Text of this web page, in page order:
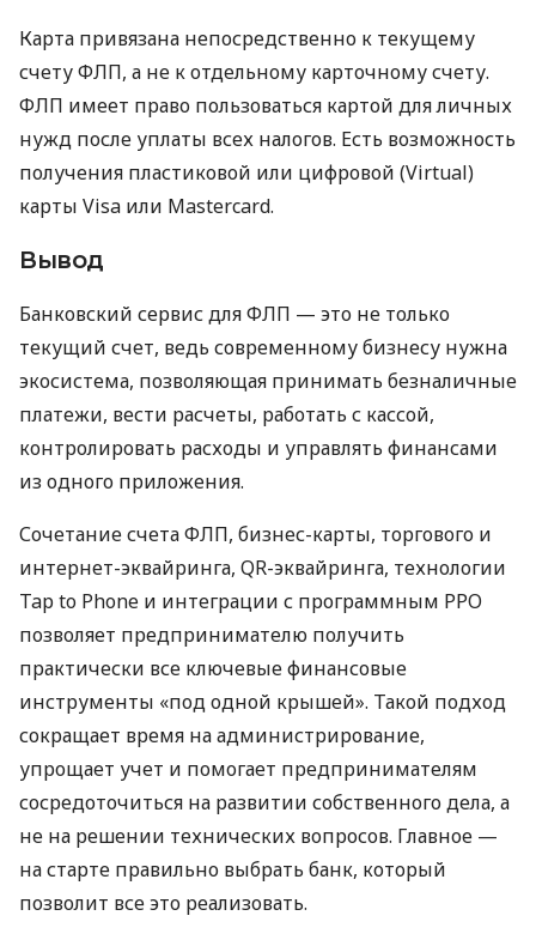
Карта привязана непосредственно к текущему
счету ФЛП, а не к отдельному карточному счету.
ФЛП имеет право пользоваться картой для личных
нужд после уплаты всех налогов. Есть возможность
получения пластиковой или цифровой (Virtual)
карты Visa или Mastercard.
Вывод
Банковский сервис для ФЛП — это не только
текущий счет, ведь современному бизнесу нужна
экосистема, позволяющая принимать безналичные
платежи, вести расчеты, работать с кассой,
контролировать расходы и управлять финансами
из одного приложения.
Сочетание счета ФЛП, бизнес-карты, торгового и
интернет-эквайринга, QR-эквайринга, технологии
Tap to Phone и интеграции с программным РРО
позволяет предпринимателю получить
практически все ключевые финансовые
инструменты «под одной крышей». Такой подход
сокращает время на администрирование,
упрощает учет и помогает предпринимателям
сосредоточиться на развитии собственного дела, а
не на решении технических вопросов. Главное —
на старте правильно выбрать банк, который
позволит все это реализовать.